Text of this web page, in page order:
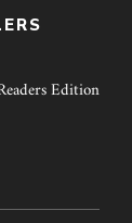
Edition